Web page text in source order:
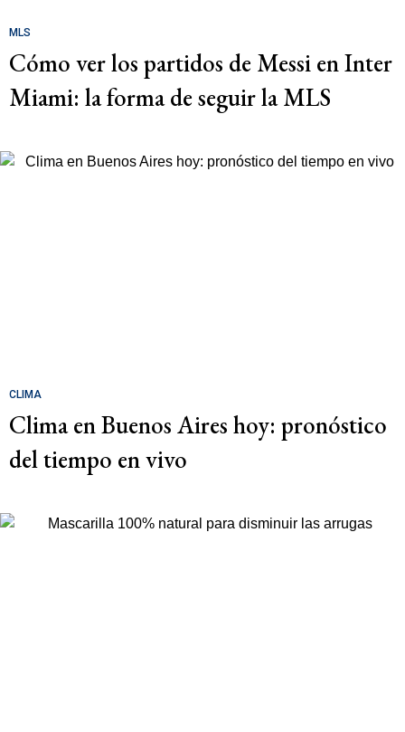
MLS
Cómo ver los partidos de Messi en Inter
Miami: la forma de seguir la MLS
CLIMA
Clima en Buenos Aires hoy: pronóstico
del tiempo en vivo